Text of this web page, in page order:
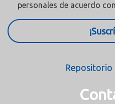
personales de acuerdo